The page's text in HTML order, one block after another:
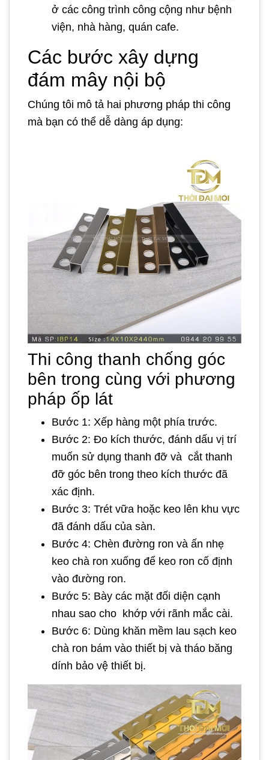
ở các công trình công cộng như bệnh
viện, nhà hàng, quán cafe.
Các bước xây dựng
đám mây nội bộ
Chúng tôi mô tả hai phương pháp thi công
mà bạn có thể dễ dàng áp dụng:
Thi công thanh chống góc
bên trong cùng với phương
pháp ốp lát
Bước 1: Xếp hàng một phía trước.
Bước 2: Đo kích thước, đánh dấu vị trí
muốn sử dụng thanh đỡ và cắt thanh
đỡ góc bên trong theo kích thước đã
xác định.
Bước 3: Trét vữa hoặc keo lên khu vực
đã đánh dấu của sàn.
Bước 4: Chèn đường ron và ấn nhẹ
keo chà ron xuống để keo ron cố định
vào đường ron.
Bước 5: Bày các mặt đối diện cạnh
nhau sao cho khớp với rãnh mắc cài.
Bước 6: Dùng khăn mềm lau sạch keo
chà ron bám vào thiết bị và tháo băng
dính bảo vệ thiết bị.